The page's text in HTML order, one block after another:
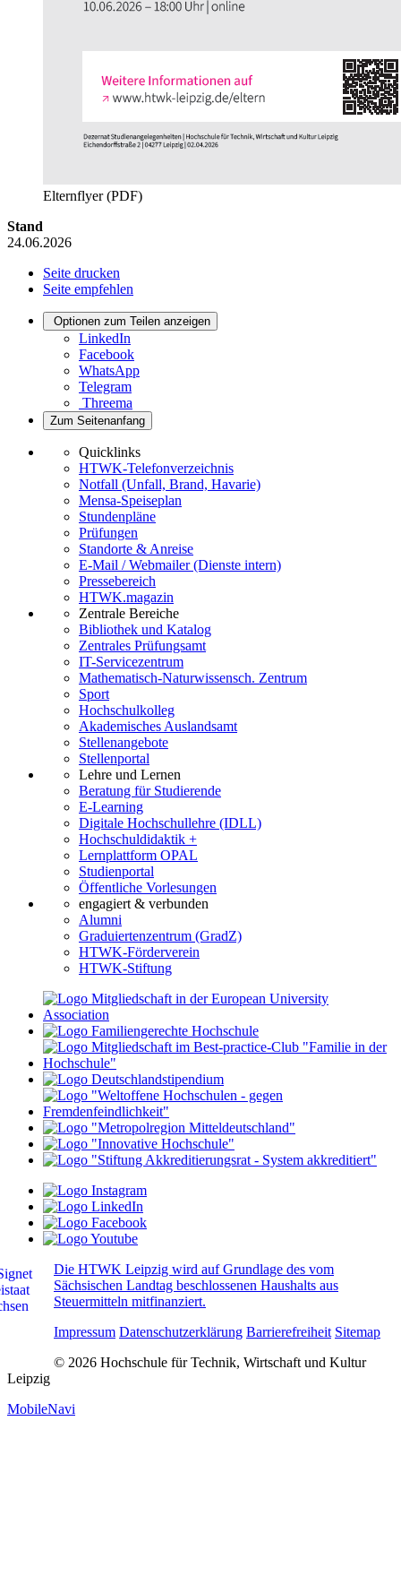
Elternflyer (PDF)
Stand
24.06.2026
Seite drucken
Seite empfehlen
Optionen zum Teilen anzeigen
LinkedIn
Facebook
WhatsApp
Telegram
Threema
Zum Seitenanfang
Quicklinks
HTWK-Telefonverzeichnis
Notfall (Unfall, Brand, Havarie)
Mensa-Speiseplan
Stundenpläne
Prüfungen
Standorte & Anreise
E-Mail / Webmailer (Dienste intern)
Pressebereich
HTWK.magazin
Zentrale Bereiche
Bibliothek und Katalog
Zentrales Prüfungsamt
IT-Servicezentrum
Mathematisch-Naturwissensch. Zentrum
Sport
Hochschulkolleg
Akademisches Auslandsamt
Stellenangebote
Stellenportal
Lehre und Lernen
Beratung für Studierende
E-Learning
Digitale Hochschullehre (IDLL)
Hochschuldidaktik +
Lernplattform OPAL
Studienportal
Öffentliche Vorlesungen
engagiert & verbunden
Alumni
Graduiertenzentrum (GradZ)
HTWK-Förderverein
HTWK-Stiftung
Die HTWK Leipzig wird auf Grundlage des vom
Sächsischen Landtag beschlossenen Haushalts aus
Steuermitteln mitfinanziert.
Impressum Datenschutzerklärung Barrierefreiheit Sitemap
© 2026 Hochschule für Technik, Wirtschaft und Kultur
Leipzig
MobileNavi